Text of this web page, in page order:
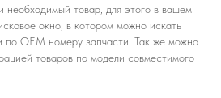
необходимый товар, для этого в вашем
окно, в котором можно искать
по ОЕМ номеру запчасти. Так же можно
товаров по модели совместимого